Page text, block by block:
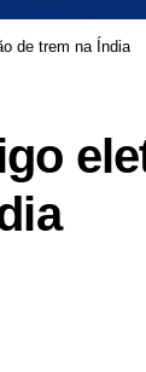
de trem na Índia